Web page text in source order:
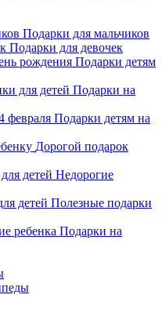
Подарки для мальчиков
Подарки для девочек
Подарки детям
Подарки на
Подарки детям на
Дорогой подарок
Недорогие
Полезные подарки
Подарки на